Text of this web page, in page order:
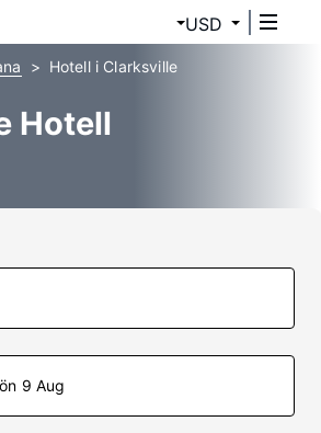
USD
Hotell i Clarksville
Hotell
9 Aug